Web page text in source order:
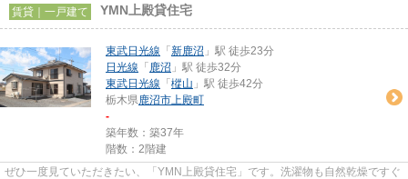
賃貸｜一戸建て YMN上殿貸住宅
東武日光線 「 新鹿沼 」駅 徒歩23分
日光線 「 鹿沼 」駅 徒歩32分
東武日光線 「 樅山 」駅 徒歩42分
栃木県鹿沼市上殿町
-
築年数：築37年
階数：2階建
ぜひ一度見ていただきたい、「YMN上殿貸住宅」です。洗濯物も自然乾燥ですぐ